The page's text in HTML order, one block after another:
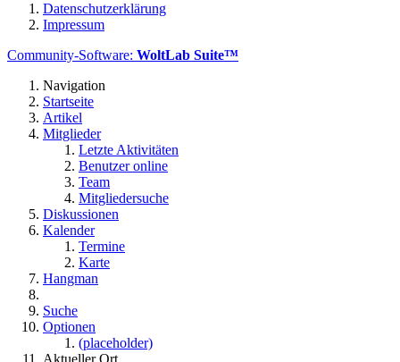
Datenschutzerklärung
Impressum
Community-Software: WoltLab Suite™
Navigation
Startseite
Artikel
Mitglieder
Letzte Aktivitäten
Benutzer online
Team
Mitgliedersuche
Diskussionen
Kalender
Termine
Karte
Hangman
Suche
Optionen
(placeholder)
Aktueller Ort